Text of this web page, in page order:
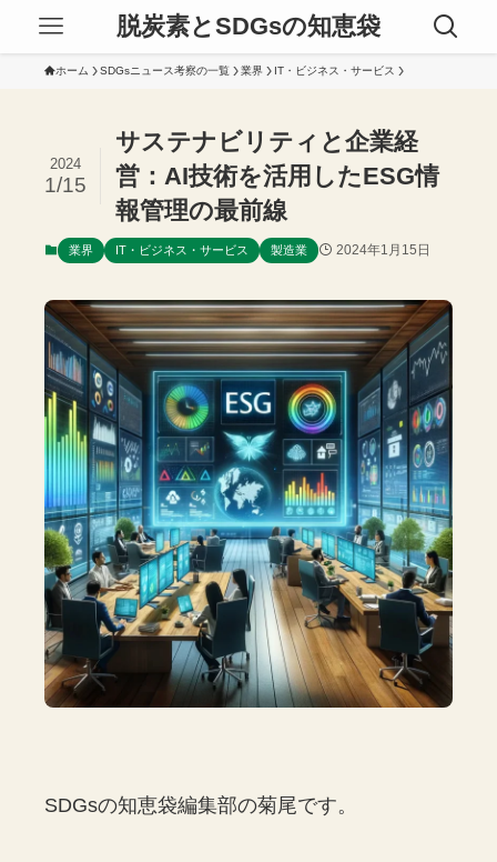
脱炭素とSDGsの知恵袋
ホーム SDGsニュース考察の一覧 業界 IT・ビジネス・サービス
サステナビリティと企業経
営：AI技術を活用したESG情
報管理の最前線
2024
1/15
業界 IT・ビジネス・サービス 製造業 2024年1月15日
SDGsの知恵袋編集部の菊尾です。